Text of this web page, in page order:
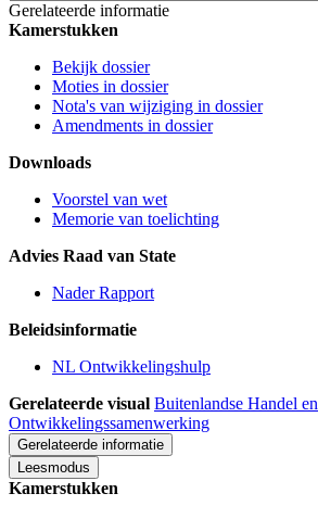
Gerelateerde informatie
Kamerstukken
Bekijk dossier
Moties in dossier
Nota's van wijziging in dossier
Amendments in dossier
Downloads
Voorstel van wet
Memorie van toelichting
Advies Raad van State
Nader Rapport
Beleidsinformatie
NL Ontwikkelingshulp
Gerelateerde visual Buitenlandse Handel en
Ontwikkelingssamenwerking
Gerelateerde informatie
Leesmodus
Kamerstukken